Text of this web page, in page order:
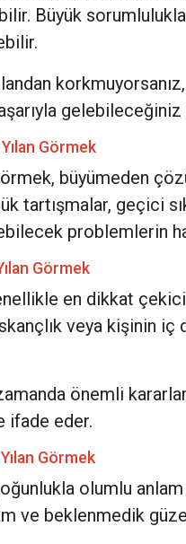
Büyük
gelebileceğiniz
Görmek
büyümeden
tartışmalar, geçici
problemlerin
Görmek
en dikkat
veya kişinin iç
önemli
ifade eder.
Görmek
olumlu
ve beklenmedik